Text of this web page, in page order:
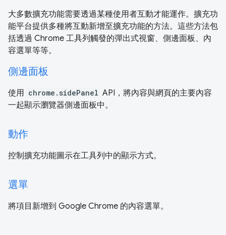
大多數擴充功能需要透過某種使用者互動才能運作。擴充功
能平台提供多種將互動新增至擴充功能的方法。這些方法包
括透過 Chrome 工具列觸發的彈出式視窗、側邊面板、內
容選單等等。
側邊面板
使用 chrome.sidePanel API，將內容與網頁的主要內容
一起顯示瀏覽器側邊面板中。
動作
控制擴充功能圖示在工具列中的顯示方式。
選單
將項目新增到 Google Chrome 的內容選單。